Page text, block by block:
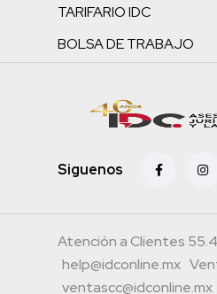
TARIFARIO IDC
BOLSA DE TRABAJO
Siguenos
Atención a Clientes
help@idconline.mx
ventascc@idconline.mx